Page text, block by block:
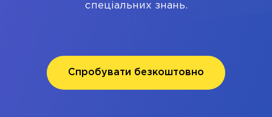
спеціальних знань.
Спробувати безкоштовно